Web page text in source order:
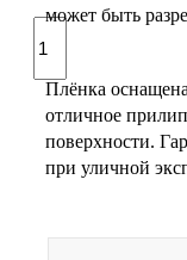
Количество
товара
Geo
ОПК50
плёночный
может быть
Плёнка
отличное
поверхности.
при уличной